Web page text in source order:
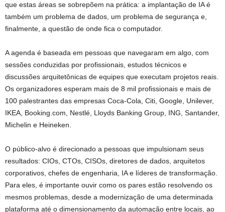
que estas áreas se sobrepõem na prática: a implantação de IA é
também um problema de dados, um problema de segurança e,
finalmente, a questão de onde fica o computador.
A agenda é baseada em pessoas que navegaram em algo, com
sessões conduzidas por profissionais, estudos técnicos e
discussões arquitetônicas de equipes que executam projetos reais.
Os organizadores esperam mais de 8 mil profissionais e mais de
100 palestrantes das empresas Coca-Cola, Citi, Google, Unilever,
IKEA, Booking.com, Nestlé, Lloyds Banking Group, ING, Santander,
Michelin e Heineken.
O público-alvo é direcionado a pessoas que impulsionam seus
resultados: CIOs, CTOs, CISOs, diretores de dados, arquitetos
corporativos, chefes de engenharia, IA e líderes de transformação.
Para eles, é importante ouvir como os pares estão resolvendo os
mesmos problemas, desde a modernização de uma determinada
plataforma até o dimensionamento da automação entre locais, ao